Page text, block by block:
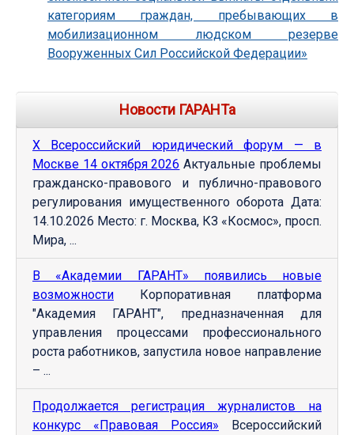
категориям граждан, пребывающих в
мобилизационном людском резерве
Вооруженных Сил Российской Федерации»
Новости ГАРАНТа
Х Всероссийский юридический форум — в
Москве 14 октября 2026 Актуальные проблемы
гражданско-правового и публично-правового
регулирования имущественного оборота Дата:
14.10.2026 Место: г. Москва, КЗ «Космос», просп.
Мира, ...
В «Академии ГАРАНТ» появились новые
возможности Корпоративная платформа
"Академия ГАРАНТ", предназначенная для
управления процессами профессионального
роста работников, запустила новое направление
– ...
Продолжается регистрация журналистов на
конкурс «Правовая Россия» Всероссийский